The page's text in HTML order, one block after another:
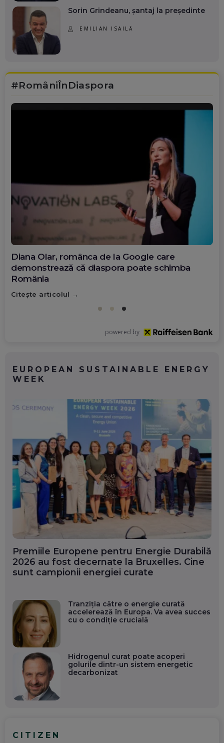
Sorin Grindeanu, șantaj la președinte
EMILIAN ISAILĂ
#RomâniÎnDiaspora
Diana Olar, românca de la Google care
demonstrează că diaspora poate schimba
România
Citește articolul
powered by
EUROPEAN SUSTAINABLE ENERGY
WEEK
Premiile Europene pentru Energie Durabilă
2026 au fost decernate la Bruxelles. Cine
sunt campionii energiei curate
Tranziția către o energie curată
accelerează în Europa. Va avea succes
cu o condiție crucială
Hidrogenul curat poate acoperi
golurile dintr-un sistem energetic
decarbonizat
CITIZEN